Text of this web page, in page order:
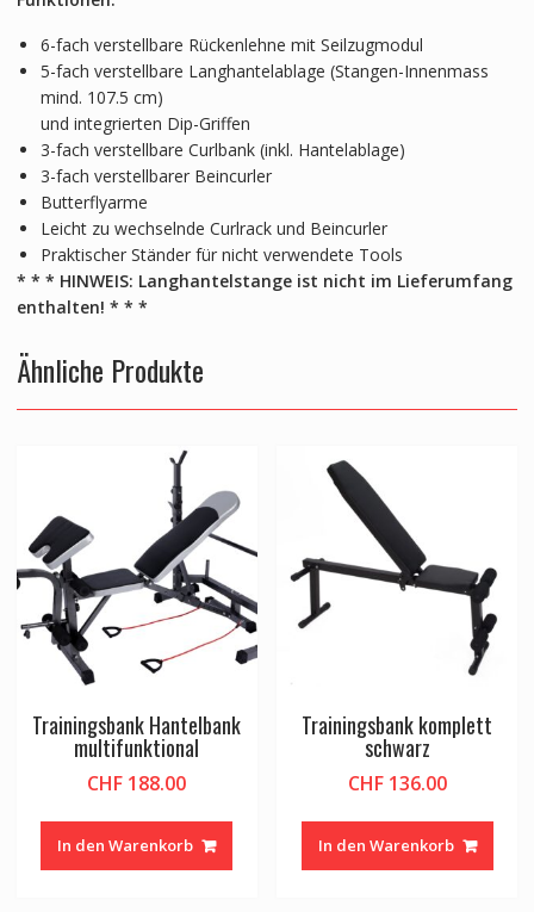
6-fach verstellbare Rückenlehne mit Seilzugmodul
5-fach verstellbare Langhantelablage (Stangen-Innenmass
mind. 107.5 cm)
und integrierten Dip-Griffen
3-fach verstellbare Curlbank (inkl. Hantelablage)
3-fach verstellbarer Beincurler
Butterflyarme
Leicht zu wechselnde Curlrack und Beincurler
Praktischer Ständer für nicht verwendete Tools
* * * HINWEIS: Langhantelstange ist nicht im Lieferumfang
enthalten! * * *
Ähnliche Produkte
Trainingsbank Hantelbank
multifunktional
CHF 188.00
In den Warenkorb
Trainingsbank komplett
schwarz
CHF136.00
In den Warenkorb